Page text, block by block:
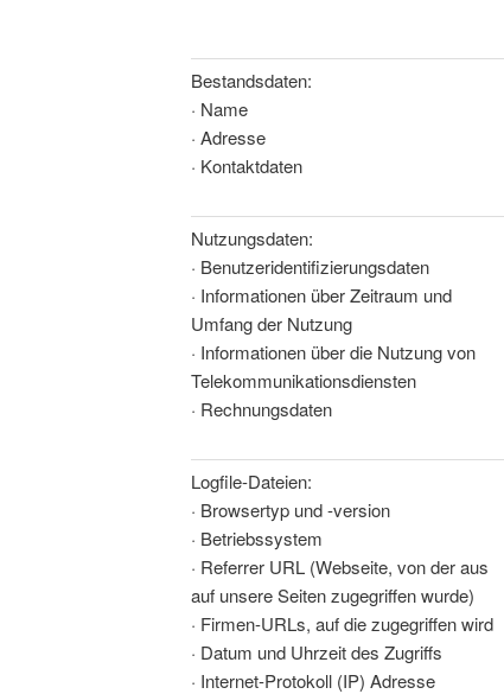
Bestandsdaten:
· Name
· Adresse
· Kontaktdaten
Nutzungsdaten:
· Benutzeridentifizierungsdaten
· Informationen über Zeitraum und
Umfang der Nutzung
· Informationen über die Nutzung von
Telekommunikationsdiensten
· Rechnungsdaten
Logfile-Dateien:
· Browsertyp und -version
· Betriebssystem
· Referrer URL (Webseite, von der aus
auf unsere Seiten zugegriffen wurde)
· Firmen-URLs, auf die zugegriffen wird
· Datum und Uhrzeit des Zugriffs
· Internet-Protokoll (IP) Adresse